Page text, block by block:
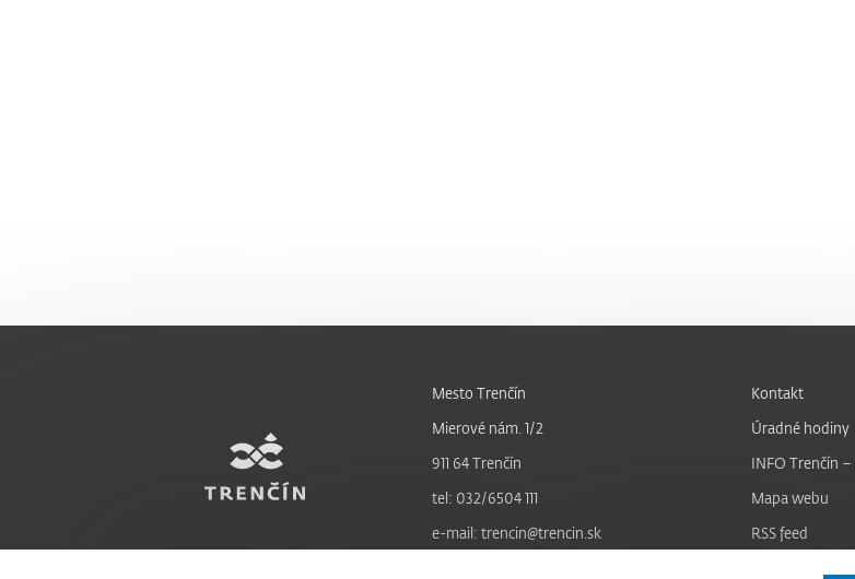
Mesto Trenčín
Mierové nám. 1/2
911 64 Trenčín
tel: 032/6504 111
e-mail: trencin@trencin.sk
Kontakt
Úradné hodiny
INFO Trenčín
Mapa webu
RSS feed